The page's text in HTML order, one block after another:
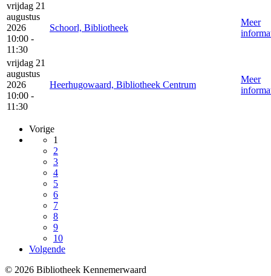
vrijdag 21
augustus
2026
10:00 -
11:30
Schoorl, Bibliotheek
Meer
vrijdag 21
augustus
2026
10:00 -
11:30
Heerhugowaard, Bibliotheek Centrum
Meer
Vorige
1
2
3
4
5
6
7
8
9
10
Volgende
© 2026 Bibliotheek Kennemerwaard